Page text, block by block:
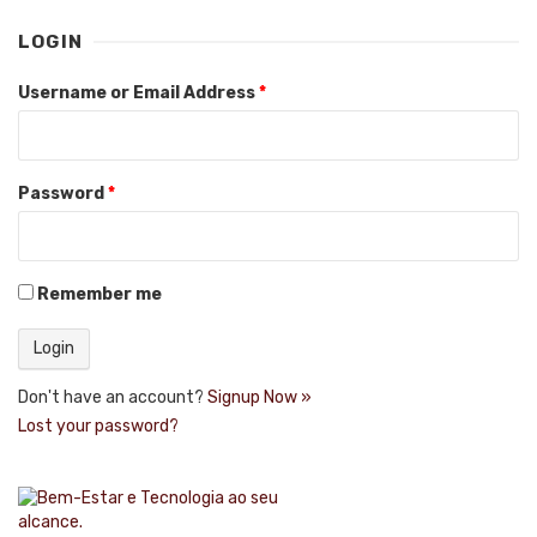
LOGIN
Username or Email Address*
Password *
Remember me
Don't have an account? Signup Now »
Lost your password?